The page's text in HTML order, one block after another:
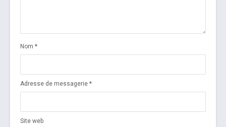
Nom *
Adresse de messagerie *
Site web